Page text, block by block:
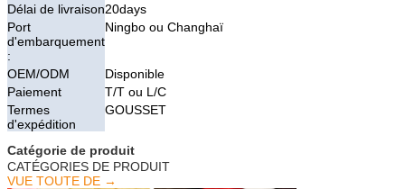
Délai de livraison20days
Port
d'embarquement
:
Ningbo ou Changhaï
OEM/ODM
Disponible
Paiement
T/T ou L/C
Termes
d'expédition
GOUSSET
Catégorie de produit
CATÉGORIES DE PRODUIT
VUE TOUTE DE →